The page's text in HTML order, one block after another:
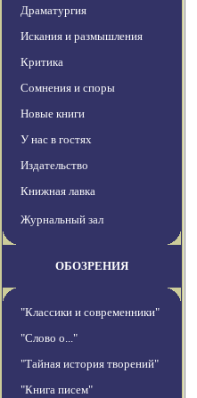
Драматургия
Искания и размышления
Критика
Сомнения и споры
Новые книги
У нас в гостях
Издательство
Книжная лавка
Журнальный зал
ОБОЗРЕНИЯ
"Классики и современники"
"Слово о..."
"Тайная история творений"
"Книга писем"